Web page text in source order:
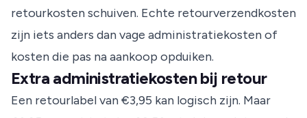
retourkosten schuiven. Echte retourverzendkosten
zijn iets anders dan vage administratiekosten of
kosten die pas na aankoop opduiken.
Extra administratiekosten bij retour
Een retourlabel van €3,95 kan logisch zijn. Maar